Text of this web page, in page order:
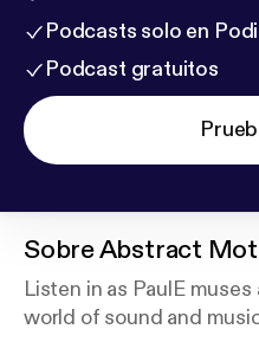
Podcasts solo en
Podcast gratuitos
SobreAbstract
Listen in as PaulE
world of sound and